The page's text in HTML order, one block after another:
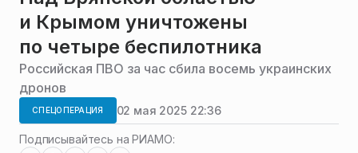
и Крымом уничтожены
по четыре беспилотника
Российская ПВО за час сбила восемь украинских
дронов
СПЕЦОПЕРАЦИЯ 02 мая 2025 22:36
Подписывайтесь на РИАМО: